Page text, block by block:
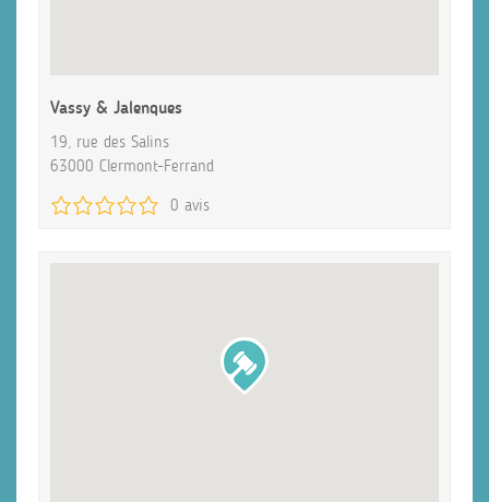
Vassy & Jalenques
19, rue des Salins
63000 Clermont-Ferrand
0 avis